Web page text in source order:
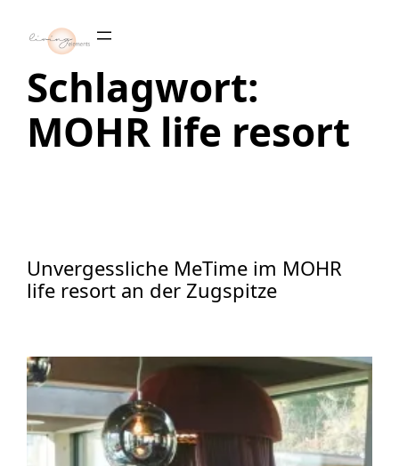
Inhalt
springen
Schlagwort:
MOHR life resort
Unvergessliche MeTime im MOHR
life resort an der Zugspitze